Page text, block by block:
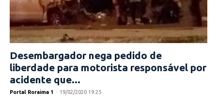
Desembargador nega pedido de
liberdade para motorista responsável por
acidente que...
Portal Roraima 1 - 19/02/2020 19:25